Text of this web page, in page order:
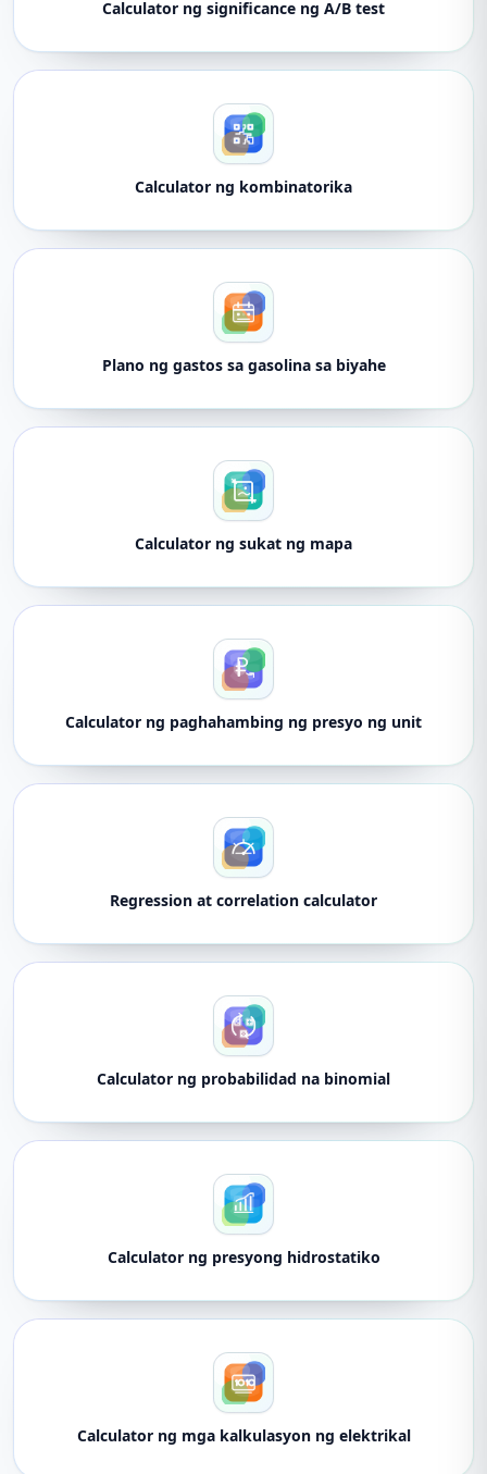
Calculator ng significance ng A/B test
Calculator ng kombinatorika
Plano ng gastos sa gasolina sa biyahe
Calculator ng sukat ng mapa
Calculator ng paghahambing ng presyo ng unit
Regression at correlation calculator
Calculator ng probabilidad na binomial
Calculator ng presyong hidrostatiko
Calculator ng mga kalkulasyon ng elektrikal